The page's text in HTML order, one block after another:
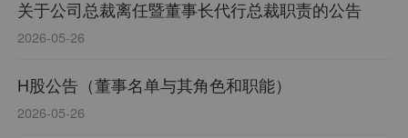
关于公司总裁离任暨董事长代行总裁职责的公告
2026-05-26
H股公告（董事名单与其角色和职能）
2026-05-26